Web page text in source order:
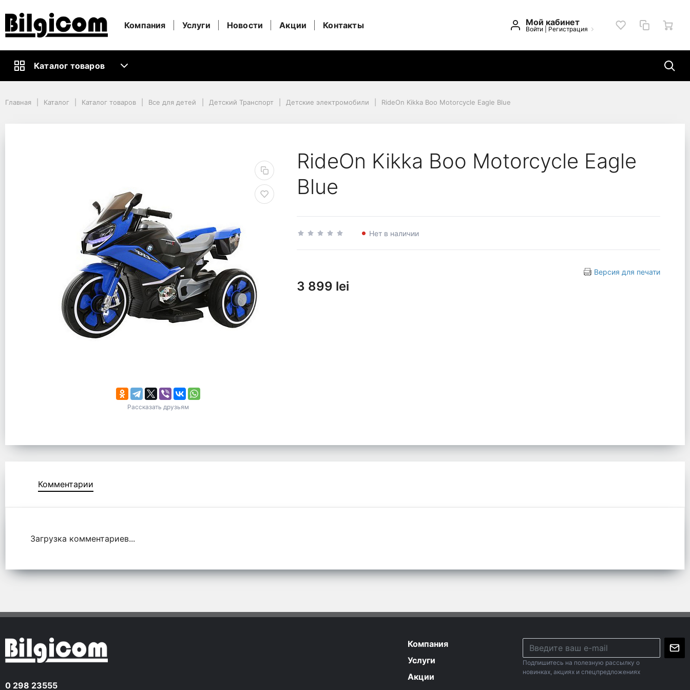
Мой кабинет
Войти| Регистрация
Компания Услуги Новости Акции Контакты
Каталог товаров
Главная
Все для детей
Детский Транспорт
Главная Каталог Каталог товаров Все для детей Детский Транспорт Детские электромобили RideOn Kikka Boo Motorcycle Eagle Blue
Рассказать друзьям
RideOn Kikka Boo Motorcycle Eagle
Blue
Нет в наличии
Версия для печати
3 899 lei
Комментарии
Загрузка комментариев...
0 298 23555
Компания
Услуги
Акции
Подпишитесь на полезную рассылку о
новинках, акциях и спецпредложениях